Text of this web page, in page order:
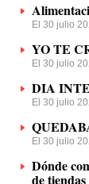
El 30 julio
YO TE
El 30 julio
DIA
El 30 julio
El 30 julio
Dónde
de